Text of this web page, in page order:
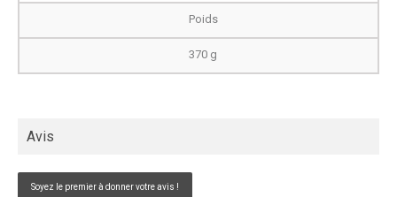
Poids
370 g
Avis
Soyez le premier à donner votre avis !